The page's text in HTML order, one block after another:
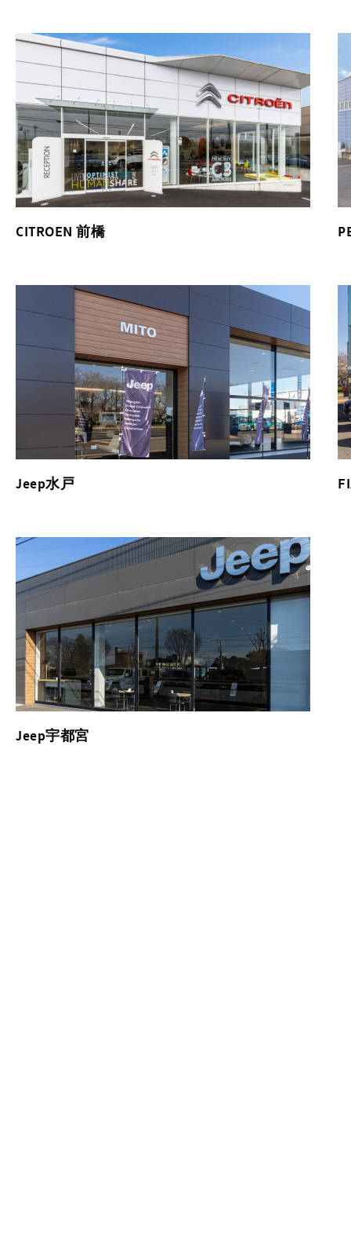
CITROEN 前橋
Jeep水戸
Jeep宇都宮